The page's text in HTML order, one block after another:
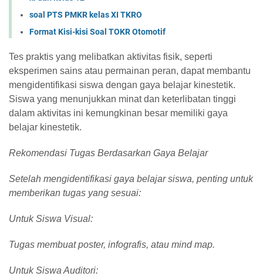
soal PTS PMKR kelas XI TKRO
Format Kisi-kisi Soal TOKR Otomotif
Tes praktis yang melibatkan aktivitas fisik, seperti
eksperimen sains atau permainan peran, dapat membantu
mengidentifikasi siswa dengan gaya belajar kinestetik.
Siswa yang menunjukkan minat dan keterlibatan tinggi
dalam aktivitas ini kemungkinan besar memiliki gaya
belajar kinestetik.
Rekomendasi Tugas Berdasarkan Gaya Belajar
Setelah mengidentifikasi gaya belajar siswa, penting untuk
memberikan tugas yang sesuai:
Untuk Siswa Visual:
Tugas membuat poster, infografis, atau mind map.
Untuk Siswa Auditori: